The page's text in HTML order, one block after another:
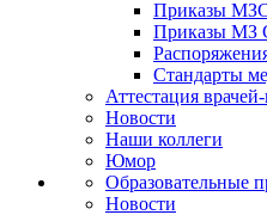
Приказы
Приказы МЗ
Стандарты
Аттестация
Новости
Наши коллеги
Юмор
Образовательные
Новости